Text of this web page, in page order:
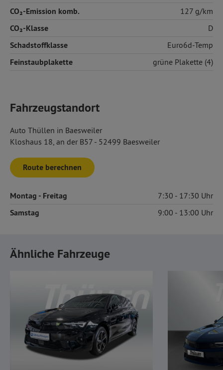
CO₂-Emission komb. 127 g/km
CO₂-Klasse D
Schadstoffklasse Euro6d-Temp
Feinstaubplakette grüne Plakette (4)
Fahrzeugstandort
Auto Thüllen in Baesweiler
Kloshaus 18, an der B57 - 52499 Baesweiler
Route berechnen
Montag - Freitag 7:30 17:30
Samstag 9:00 13:00
Ähnliche Fahrzeuge